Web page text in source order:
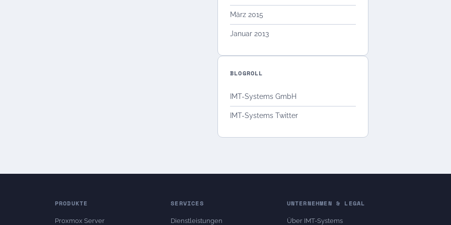
März 2015
Januar 2013
BLOGROLL
IMT-Systems GmbH
IMT-Systems Twitter
PRODUKTE
Proxmox Server
SERVICES
Dienstleistungen
UNTERNEHMEN & LEGAL
Über IMT-Systems